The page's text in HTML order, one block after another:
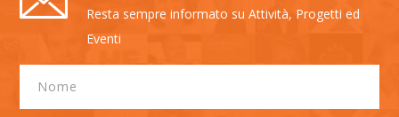
Resta sempre informato su Attività, Progetti ed
Eventi